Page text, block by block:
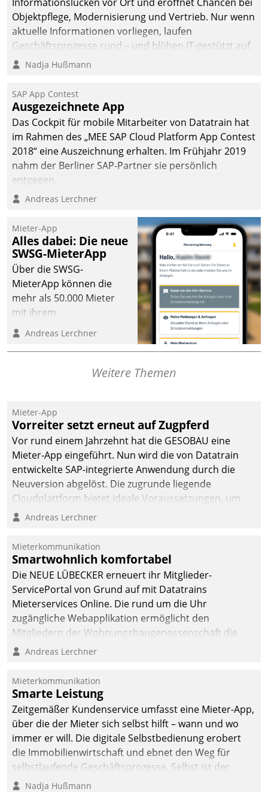
Objektpflege, Modernisierung und Vertrieb. Nur wenn
aktuelle Informationen vorliegen, laufen
Geschäftsprozesse rund – und blühen IT-gestützt auf.
Nadja Hußmann
SAP App Contest
Ausgezeichnete App
Das Cockpit für mobile Mitarbeiter von Datatrain hat
im Rahmen des „MEE SAP Cloud Platform App Contest
2018“ eine Auszeichnung erhalten. Im Frühjahr 2019
nahm der Berliner SAP-Partner sie persönlich
entgegen.
Andreas Lerchner
Mieter-App
Alles dabei: Die neue
SWSG-MieterApp
Über die SWSG-
MieterApp können die
mehr als 50.000 Mieter
mit ihrem
Wohnungsunternehmen
kommunizieren, auf dem
Laufenden bleiben, Daten
einsehen und ändern
abgeben – rund um die
Uhr.
Andreas Lerchner
Weitere Themen
Mieter-App
Vorreiter setzt erneut auf Zugpferd
Vor rund einem Jahrzehnt hat die GESOBAU eine
Mieter-App eingeführt. Nun wird die von Datatrain
entwickelte SAP-integrierte Anwendung durch die
Neuversion abgelöst. Die zugrunde liegende
Cloudplattform bietet ideale Voraussetzungen, um
die Funktionalität der App zu erweitern und weitere
integrieren.
Andreas Lerchner
Mieterkommunikation
Smartwohnlich komfortabel
Die NEUE LÜBECKER erneuert ihr Mitglieder-
ServicePortal von Grund auf mit Datatrains
Mieterservices Online. Die rund um die Uhr
zugängliche Webapplikation ermöglicht den
Mitgliedern der Wohnungs­bau­genossenschaft die
Kontaktaufnahme per Smartphone, Tablet oder PC.
Andreas Lerchner
Mieterkommunikation
Smarte Leistung
Zeitgemäßer Kundenservice umfasst eine Mieter-App,
über die der Mieter sich selbst hilft – wann und wo
immer er will. Die digitale Selbstbedienung erobert
die Immobilienwirtschaft und ebnet den Weg für
selbstlaufende Geschäftsprozesse. Selbst ist der
Kunde und smart der Serviceanbieter.
Nadja Hußmann